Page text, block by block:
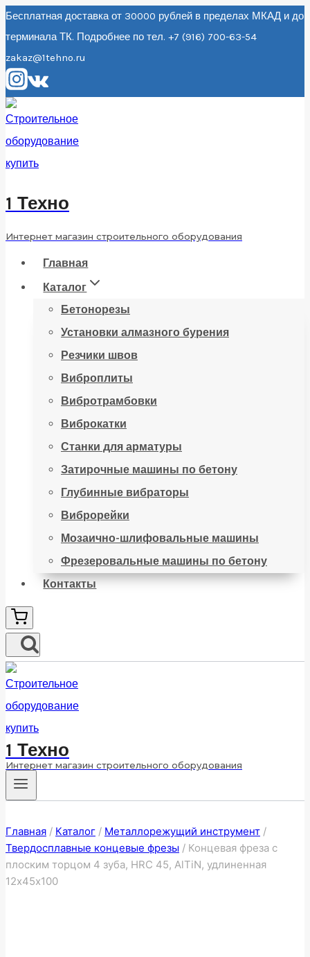
Перейти
к
содержанию
Бесплатная доставка от 30000 рублей в пределах МКАД и до
терминала ТК. Подробнее по тел. +7 (916) 700-63-54
zakaz@1tehno.ru
1 Техно
Интернет магазин строительного оборудования
Главная
Каталог
Бетонорезы
Установки алмазного бурения
Резчики швов
Виброплиты
Вибротрамбовки
Виброкатки
Станки для арматуры
Затирочные машины по бетону
Глубинные вибраторы
Виброрейки
Мозаично-шлифовальные машины
Фрезеровальные машины по бетону
Контакты
1 Техно
Интернет магазин строительного оборудования
Главная / Каталог / Металлорежущий инструмент /
Твердосплавные концевые фрезы / Концевая фреза с
плоским торцом 4 зуба, HRC 45, AlTiN, удлиненная
12х45х100